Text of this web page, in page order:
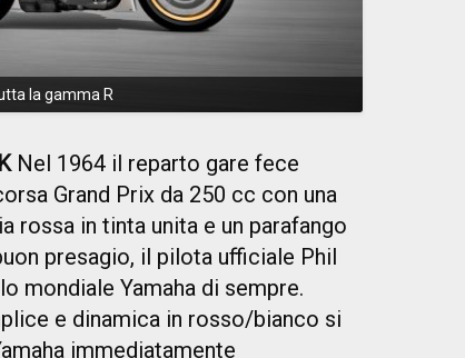
la gamma R
Nel 1964 il reparto gare fece
Grand Prix da 250 cc con una
rossa in tinta unita e un parafango
presagio, il pilota ufficiale Phil
mondiale Yamaha di sempre.
e dinamica in rosso/bianco si
immediatamente